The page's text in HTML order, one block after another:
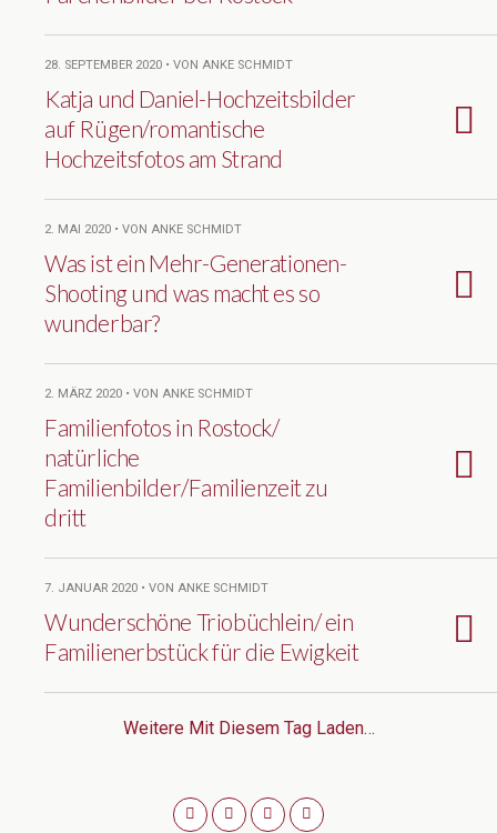
28. SEPTEMBER 2020 • VON ANKE SCHMIDT
Katja und Daniel-Hochzeitsbilder
auf Rügen/romantische
Hochzeitsfotos am Strand
2. MAI 2020 • VON ANKE SCHMIDT
Was ist ein Mehr-Generationen-
Shooting und was macht es so
wunderbar?
2. MÄRZ 2020 • VON ANKE SCHMIDT
Familienfotos in Rostock/
natürliche
Familienbilder/Familienzeit zu
dritt
7. JANUAR 2020 • VON ANKE SCHMIDT
Wunderschöne Triobüchlein/ ein
Familienerbstück für die Ewigkeit
Weitere Mit Diesem Tag Laden…